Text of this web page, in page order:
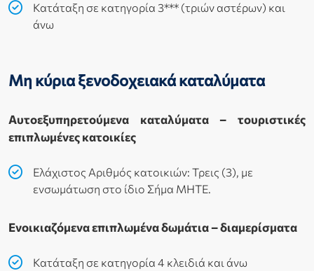
Κατάταξη σε κατηγορία 3*** (τριών αστέρων) και
άνω
Μη κύρια ξενοδοχειακά καταλύματα
Αυτοεξυπηρετούμενα καταλύματα – τουριστικές
επιπλωμένες κατοικίες
Ελάχιστος Αριθμός κατοικιών: Τρεις (3), με
ενσωμάτωση στο ίδιο Σήμα ΜΗΤΕ.
Ενοικιαζόμενα επιπλωμένα δωμάτια – διαμερίσματα
Κατάταξη σε κατηγορία 4 κλειδιά και άνω